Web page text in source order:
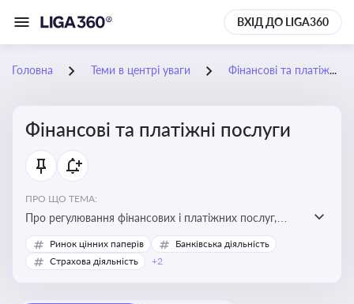
ВХІД ДО LIGA360
Головна Теми в центрі уваги Фінансові та платіжні послуги
Фінансові та платіжні послуги
ПРО ЩО ТЕМА:
Про регулювання фінансових і платіжних послуг,
управління коштами, приймання платежів та
дотримання ліцензійних вимог
Ринок цінних паперів
Банківська діяльність
Страхова діяльність
+2